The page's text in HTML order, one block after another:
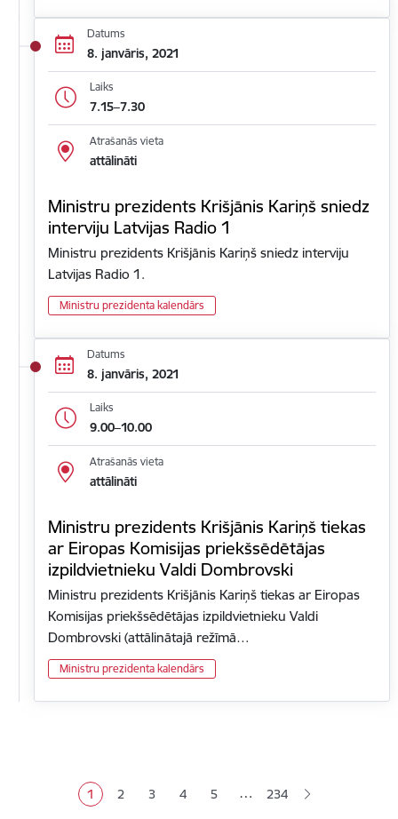
Datums
8. janvāris, 2021
Laiks
7.15–7.30
Atrašanās vieta
attālināti
Ministru prezidents Krišjānis Kariņš sniedz
interviju Latvijas Radio 1
Ministru prezidents Krišjānis Kariņš sniedz interviju
Latvijas Radio 1.
Ministru prezidenta kalendārs
Datums
8. janvāris, 2021
Laiks
9.00–10.00
Atrašanās vieta
attālināti
Ministru prezidents Krišjānis Kariņš tiekas
ar Eiropas Komisijas priekšsēdētājas
izpildvietnieku Valdi Dombrovski
Ministru prezidents Krišjānis Kariņš tiekas ar Eiropas
Komisijas priekšsēdētājas izpildvietnieku Valdi
Dombrovski (attālinātajā režīmā…
Ministru prezidenta kalendārs
Pašreizējā lapa
1 Lapa
2 Lapa
3 Lapa
4 Lapa
5 … 234